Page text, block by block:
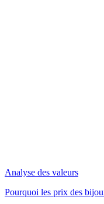
Analyse des valeurs
Pourquoi les prix des